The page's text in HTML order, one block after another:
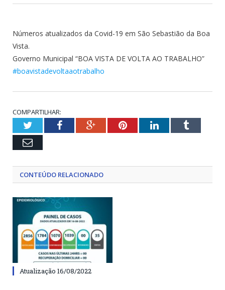
Números atualizados da Covid-19 em São Sebastião da Boa
Vista.
Governo Municipal “BOA VISTA DE VOLTA AO TRABALHO”
#boavistadevoltaaotrabalho
COMPARTILHAR:
TwitterFacebookGoogle+PinterestLinkedInTumblr
Email
CONTEÚDO RELACIONADO
Atualização 16/08/2022